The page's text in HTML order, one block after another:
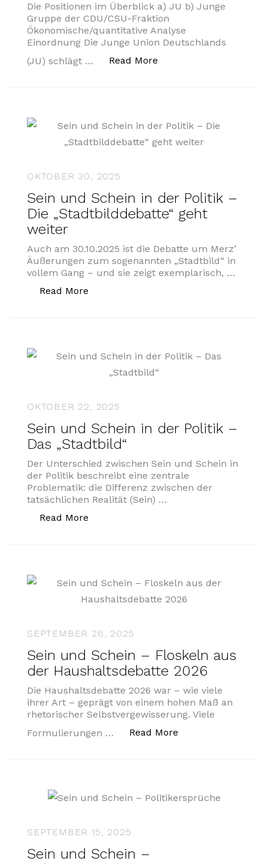
Die Positionen im Überblick a) JU b) Junge
Gruppe der CDU/CSU-Fraktion
Ökonomische/quantitative Analyse
Einordnung Die Junge Union Deutschlands
(JU) schlägt …
Read More
OKTOBER 30, 2025
Sein und Schein in der Politik –
Die „Stadtbilddebatte“ geht
weiter
Auch am 30.10.2025 ist die Debatte um Merz’
Äußerungen zum sogenannten „Stadtbild“ in
vollem Gang – und sie zeigt exemplarisch, …
Read More
OKTOBER 22, 2025
Sein und Schein in der Politik –
Das „Stadtbild“
Der Unterschied zwischen Sein und Schein in
der Politik beschreibt eine zentrale
Problematik: die Differenz zwischen der
tatsächlichen Realität (Sein) …
Read More
SEPTEMBER 26, 2025
Sein und Schein – Floskeln aus
der Haushaltsdebatte 2026
Die Haushaltsdebatte 2026 war – wie viele
ihrer Art – geprägt von einem hohen Maß an
rhetorischer Selbstvergewisserung. Viele
Formulierungen …
Read More
SEPTEMBER 15, 2025
Sein und Schein –